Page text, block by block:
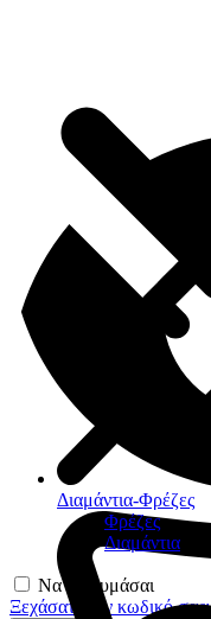
Διαμάντια-Φρέζες
Φρέζες
Διαμάντια
Να με θυμάσαι
Ξεχάσατε τον κωδικό σας;